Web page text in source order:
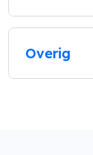
Overig